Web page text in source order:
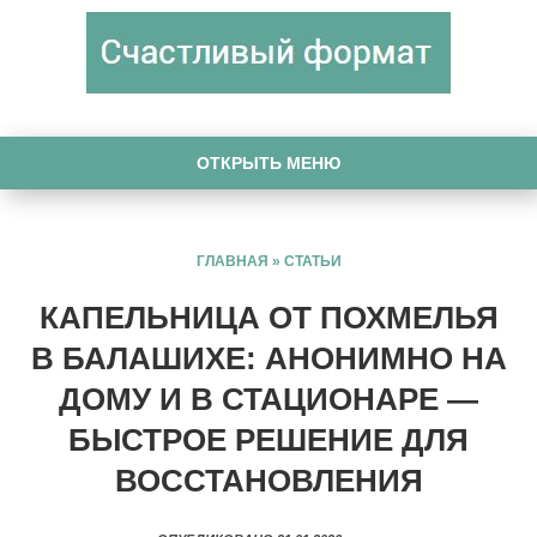
ОТКРЫТЬ МЕНЮ
ГЛАВНАЯ » СТАТЬИ
КАПЕЛЬНИЦА ОТ ПОХМЕЛЬЯ
В БАЛАШИХЕ: АНОНИМНО НА
ДОМУ И В СТАЦИОНАРЕ —
БЫСТРОЕ РЕШЕНИЕ ДЛЯ
ВОССТАНОВЛЕНИЯ